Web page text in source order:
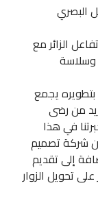
الزائر مع
يجمع
من رضى
في هذا
شركة تصميم
إلى تقديم
تحويل الزوار